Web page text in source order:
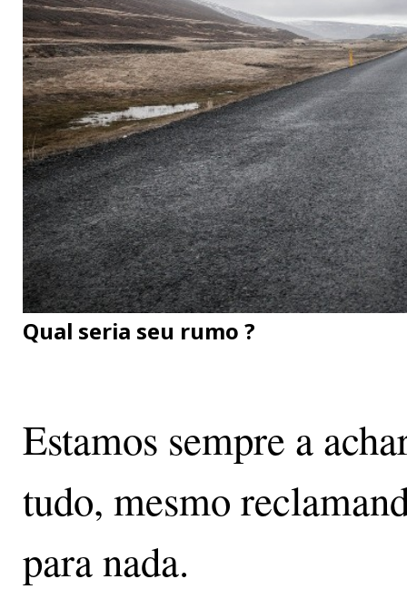
Qual seria seu rumo ?
Estamos sempre a
tudo, mesmo
para nada.